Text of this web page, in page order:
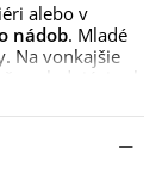
alebo v
nádob. Mladé
Na vonkajšie
nasledujúci rok
kvitli už na